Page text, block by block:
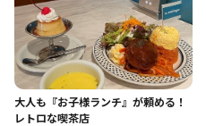
大人も『お子様ランチ』が頼める！
レトロな喫茶店